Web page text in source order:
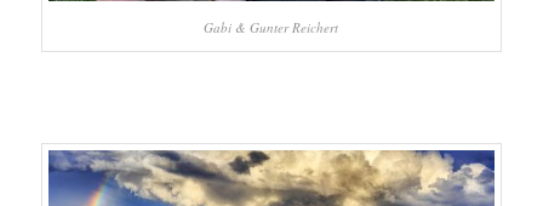
Gabi & Gunter Reichert